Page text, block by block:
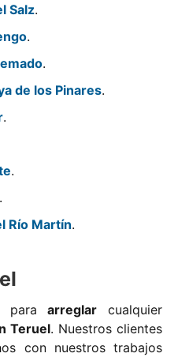
Salz.
.
.
de los Pinares.
.
.
.
Río Martín.
paraarreglar cualquier
Teruel. Nuestros clientes
con nuestros trabajos